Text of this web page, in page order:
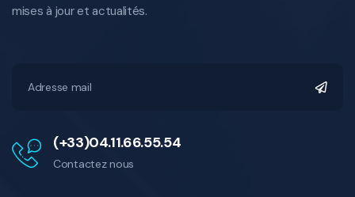
mises à jour et actualités.
(+33)04.11.66.55.54
Contactez nous